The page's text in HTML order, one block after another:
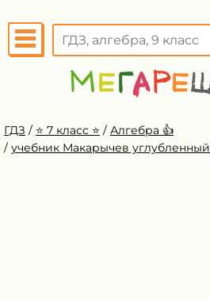
ГДЗ / ⭐️ 7 класс ⭐️ / Алгебра 👍
/ учебник Макарычев углубленный